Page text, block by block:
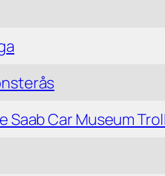
Saab Car Museum